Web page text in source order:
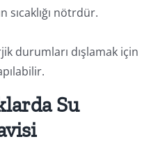
sıcaklığı nötrdür.
durumları dışlamak için
Su